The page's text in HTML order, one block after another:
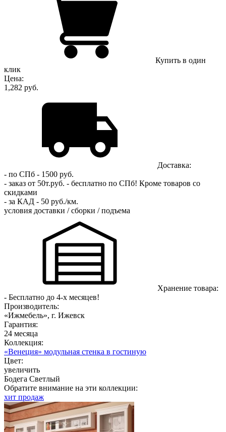
Купить в один
клик
Цена:
1,282 руб.
Доставка:
- по СПб - 1500 руб.
- заказ от 50т.руб. - бесплатно по СПб! Кроме товаров со
скидками
- за КАД - 50 руб./км.
условия доставки / сборки / подъема
Хранение товара:
- Бесплатно до 4-х месяцев!
Производитель:
«Ижмебель», г. Ижевск
Гарантия:
24 месяца
Коллекция:
«Венеция» модульная стенка в гостиную
Цвет:
увеличить
Бодега Светлый
Обратите внимание на эти коллекции:
хит продаж